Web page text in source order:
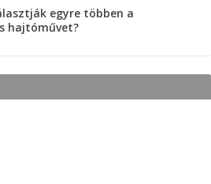
egyre többen a
hajtóművet?